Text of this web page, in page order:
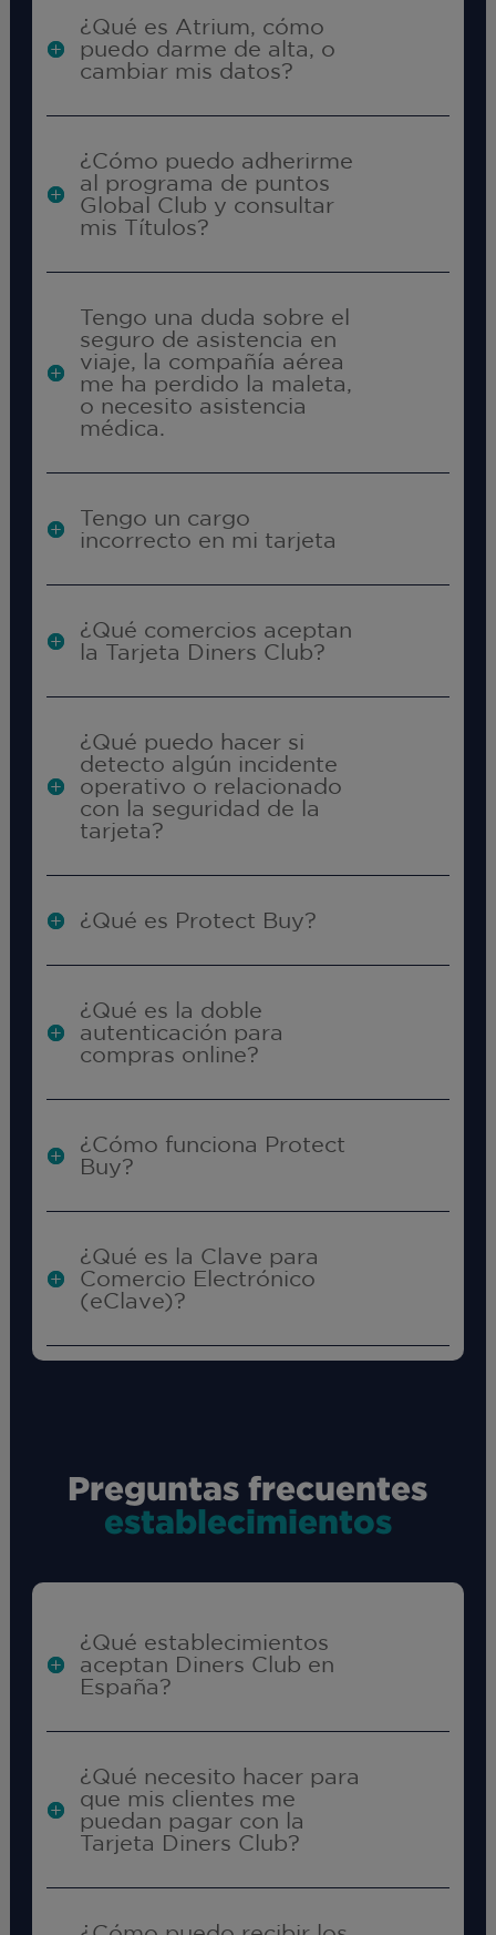
¿Qué es Atrium, cómo
puedo darme de alta, o
cambiar mis datos?
¿Cómo puedo adherirme
al programa de puntos
Global Club y consultar
mis Títulos?
Tengo una duda sobre el
seguro de asistencia en
viaje, la compañía aérea
me ha perdido la maleta,
o necesito asistencia
médica.
Tengo un cargo
incorrecto en mi tarjeta
¿Qué comercios aceptan
la Tarjeta Diners Club?
¿Qué puedo hacer si
detecto algún incidente
operativo o relacionado
con la seguridad de la
tarjeta?
¿Qué es Protect Buy?
¿Qué es la doble
autenticación para
compras online?
¿Cómo funciona Protect
Buy?
¿Qué es la Clave para
Comercio Electrónico
(eClave)?
Preguntas frecuentes
establecimientos
¿Qué establecimientos
aceptan Diners Club en
España?
¿Qué necesito hacer para
que mis clientes me
puedan pagar con la
Tarjeta Diners Club?